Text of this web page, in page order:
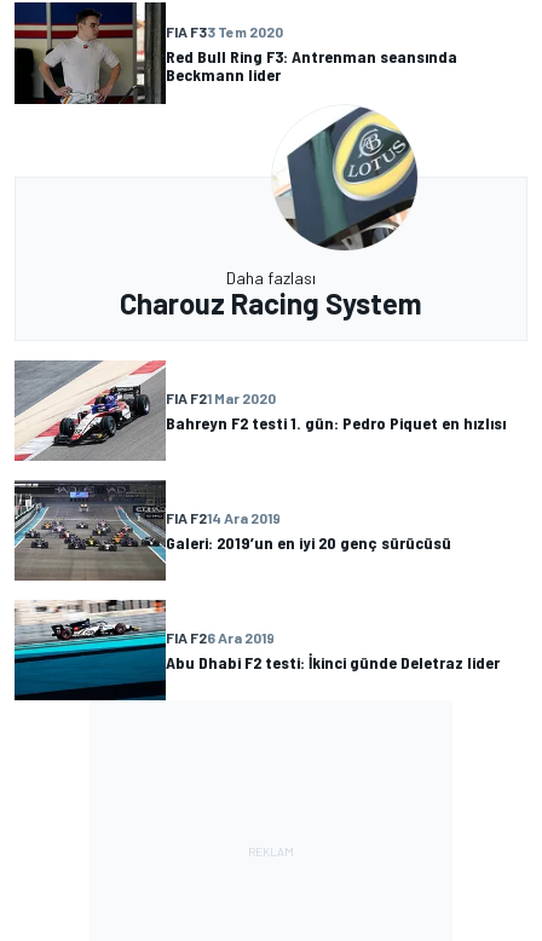
FIA F33 Tem 2020
Red Bull Ring F3: Antrenman seansında
Beckmann lider
Daha fazlası
Charouz Racing System
FIA F21 Mar 2020
Bahreyn F2 testi 1. gün: Pedro Piquet en hızlısı
FIA F214 Ara 2019
Galeri: 2019’un en iyi 20 genç sürücüsü
FIA F26 Ara 2019
Abu Dhabi F2 testi: İkinci günde Deletraz lider